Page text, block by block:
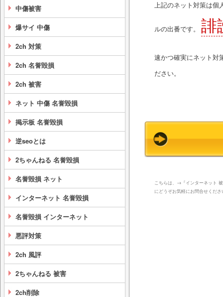
上記のネット対策は個
ルの出番です。 誹
速かつ確実にネット対
ださい。
こちらは、→『インターネット
にどうぞお気軽にお問合せくださ
中傷被害
爆サイ 中傷
2ch 対策
2ch 名誉毀損
2ch 被害
ネット 中傷 名誉毀損
掲示板 名誉毀損
逆seoとは
2ちゃんねる 名誉毀損
名誉毀損 ネット
インターネット 名誉毀損
名誉毀損 インターネット
悪評対策
2ch 風評
2ちゃんねる 被害
2ch削除